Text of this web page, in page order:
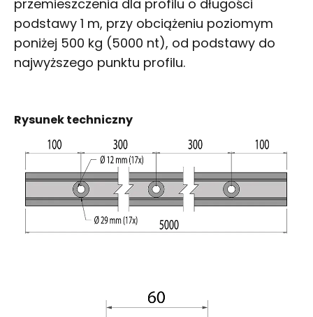
przemieszczenia dla profilu o długości
podstawy 1 m, przy obciążeniu poziomym
poniżej 500 kg (5000 nt), od podstawy do
najwyższego punktu profilu.
Rysunek techniczny